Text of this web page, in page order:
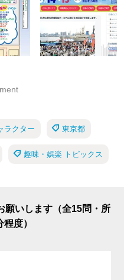
ラクター 東京都
趣味・娯楽 トピックス
願いします（全15問・所
度）